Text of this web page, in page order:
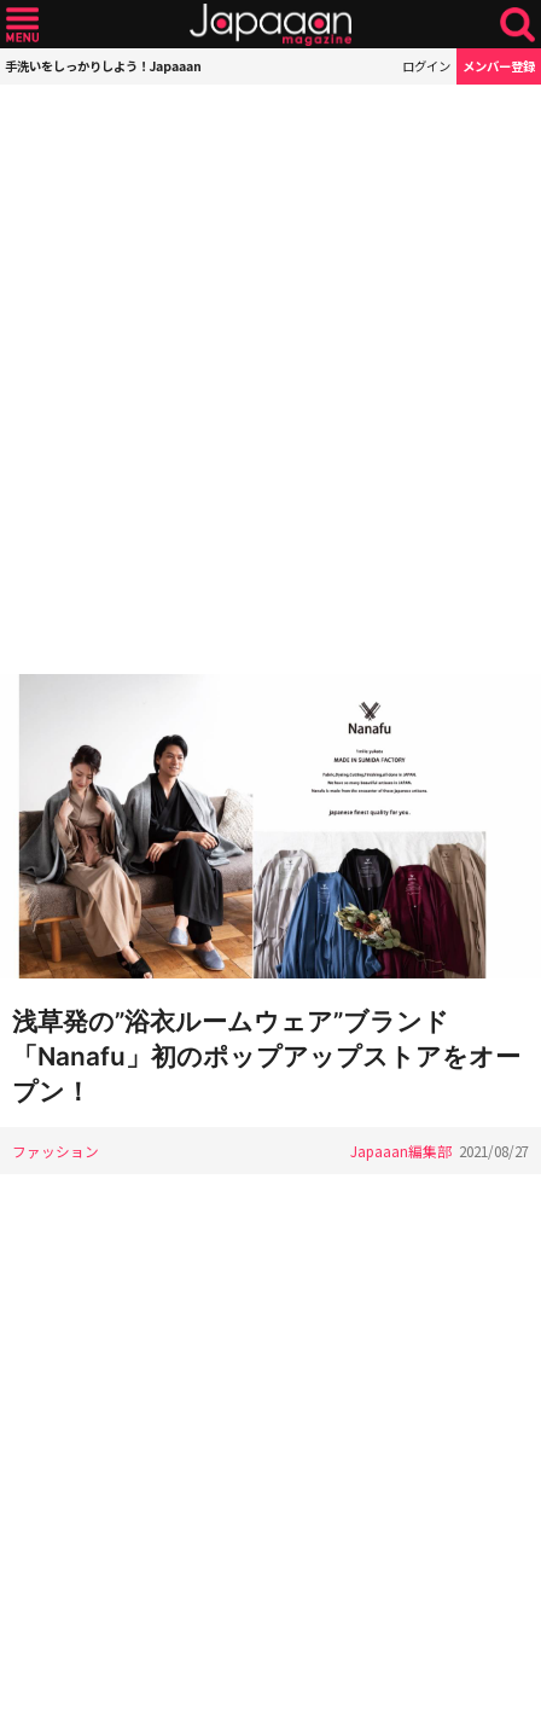
手洗いをしっかりしよう！Japaaan ログイン メンバー登録
浅草発の”浴衣ルームウェア”ブランド
「Nanafu」初のポップアップストアをオー
プン！
ファッション Japaaan編集部 2021/08/27